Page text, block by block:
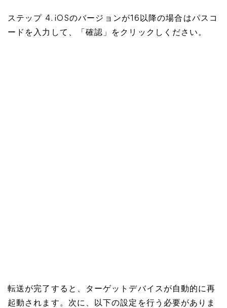
ステップ 4. iOSのバージョンが16以降の場合はパスコ
ードを入力して、「確認」をクリックしください。
転送が完了すると、ターゲットデバイスが自動的に再
起動されます。次に、以下の設定を行う必要がありま